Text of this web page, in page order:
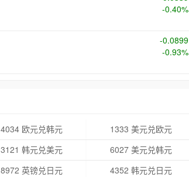
-0.40%
-0.0899
-0.93%
4034 欧元兑韩元
1333 美元兑欧元
3121 韩元兑美元
6027 美元兑韩元
8972 英镑兑日元
4352 韩元兑日元